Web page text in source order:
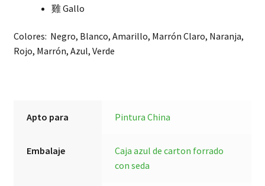
雞 Gallo
Colores: Negro, Blanco, Amarillo, Marrón Claro, Naranja,
Rojo, Marrón, Azul, Verde
Apto para Pintura China
Embalaje
Caja azul de carton forrado
con seda